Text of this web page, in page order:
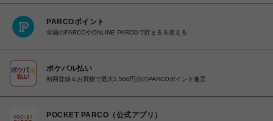
PARCOポイント
全国のPARCOやONLINE PARCOで貯まる＆使える
ポケパル払い
初回登録＆お買物で最大1,500円分のPARCOポイント進呈
POCKET PARCO（公式アプリ）